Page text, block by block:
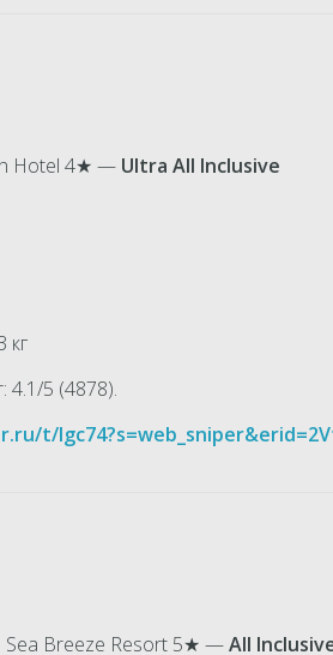
Hotel 4★ — Ultra All Inclusive
кг
4.1/5 (4878).
t/
Breeze Resort 5★ —All